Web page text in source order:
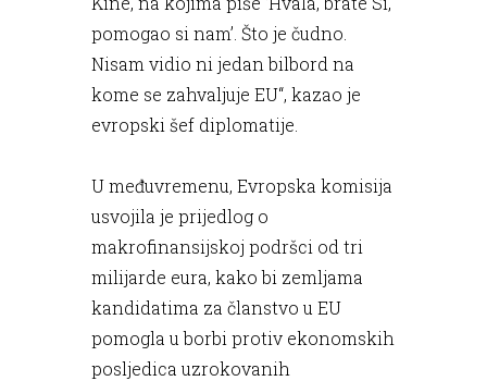
pomogao si nam’. Što je čudno.
Nisam vidio ni jedan bilbord na
kome se zahvaljuje EU“, kazao je
evropski šef diplomatije.
U međuvremenu, Evropska komisija
usvojila je prijedlog o
makrofinansijskoj podršci od tri
milijarde eura, kako bi zemljama
kandidatima za članstvo u EU
pomogla u borbi protiv ekonomskih
posljedica uzrokovanih